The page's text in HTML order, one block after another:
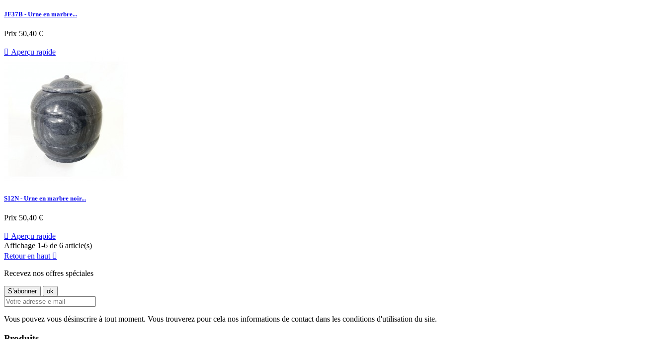
JF37B - Urne en marbre...
Prix 50,40 €
 Aperçu rapide
S12N - Urne en marbre noir...
Prix 50,40 €
 Aperçu rapide
Affichage 1-6 de 6 article(s)
Retour en haut 
Recevez nos offres spéciales
Vous pouvez vous désinscrire à tout moment. Vous trouverez pour cela nos informations de contact dans les conditions d'utilisation du site.